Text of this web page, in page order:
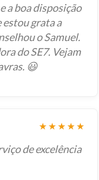
a boa disposição
estou grata a
o Samuel.
do SE7. Vejam
😃
★★★★★
de excelência